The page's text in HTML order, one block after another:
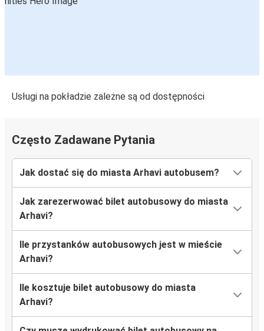
Usługi na pokładzie zależne są od dostępności
Często Zadawane Pytania
Jak dostać się do miasta Arhavi autobusem?
Jak zarezerwować bilet autobusowy do miasta
Arhavi?
Ile przystanków autobusowych jest w mieście
Arhavi?
Ile kosztuje bilet autobusowy do miasta
Arhavi?